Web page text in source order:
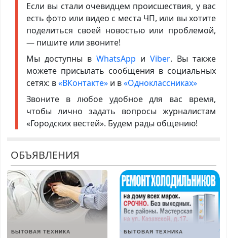
Если вы стали очевидцем происшествия, у вас
есть фото или видео с места ЧП, или вы хотите
поделиться своей новостью или проблемой,
— пишите или звоните!
Мы доступны в WhatsApp иViber. Вы также
можете присылать сообщения в социальных
сетях: в«ВКонтакте»и в«Одноклассниках»
Звоните в любое удобное для вас время,
чтобы лично задать вопросы журналистам
«Городских вестей». Будем рады общению!
ОБЪЯВЛЕНИЯ
БЫТОВАЯ ТЕХНИКА БЫТОВАЯ ТЕХНИКА